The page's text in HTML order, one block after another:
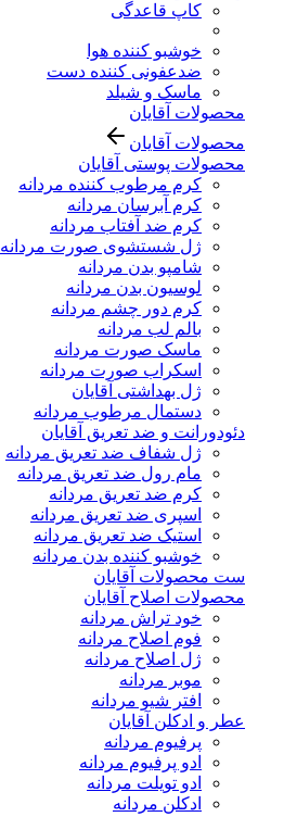
کاپ قاعدگی
خوشبو کننده هوا
ضدعفونی کننده دست
ماسک و شیلد
محصولات آقایان
محصولات آقایان
محصولات پوستی آقایان
کرم مرطوب کننده مردانه
کرم آبرسان مردانه
کرم ضد آفتاب مردانه
ژل شستشوی صورت مردانه
شامپو بدن مردانه
لوسیون بدن مردانه
کرم دور چشم مردانه
بالم لب مردانه
ماسک صورت مردانه
اسکراب صورت مردانه
ژل بهداشتی آقایان
دستمال مرطوب مردانه
دئودورانت و ضد تعریق آقایان
ژل شفاف ضد تعریق مردانه
مام رول ضد تعریق مردانه
کرم ضد تعریق مردانه
اسپری ضد تعریق مردانه
استیک ضد تعریق مردانه
خوشبو کننده بدن مردانه
ست محصولات آقایان
محصولات اصلاح آقایان
خود تراش مردانه
فوم اصلاح مردانه
ژل اصلاح مردانه
موبر مردانه
افتر شیو مردانه
عطر و ادکلن آقایان
پرفیوم مردانه
ادو پرفیوم مردانه
ادو تویلت مردانه
ادکلن مردانه